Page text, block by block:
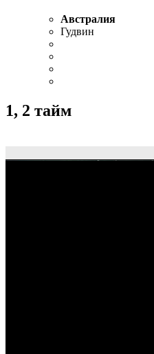
Австралия
Гудвин
1, 2 тайм